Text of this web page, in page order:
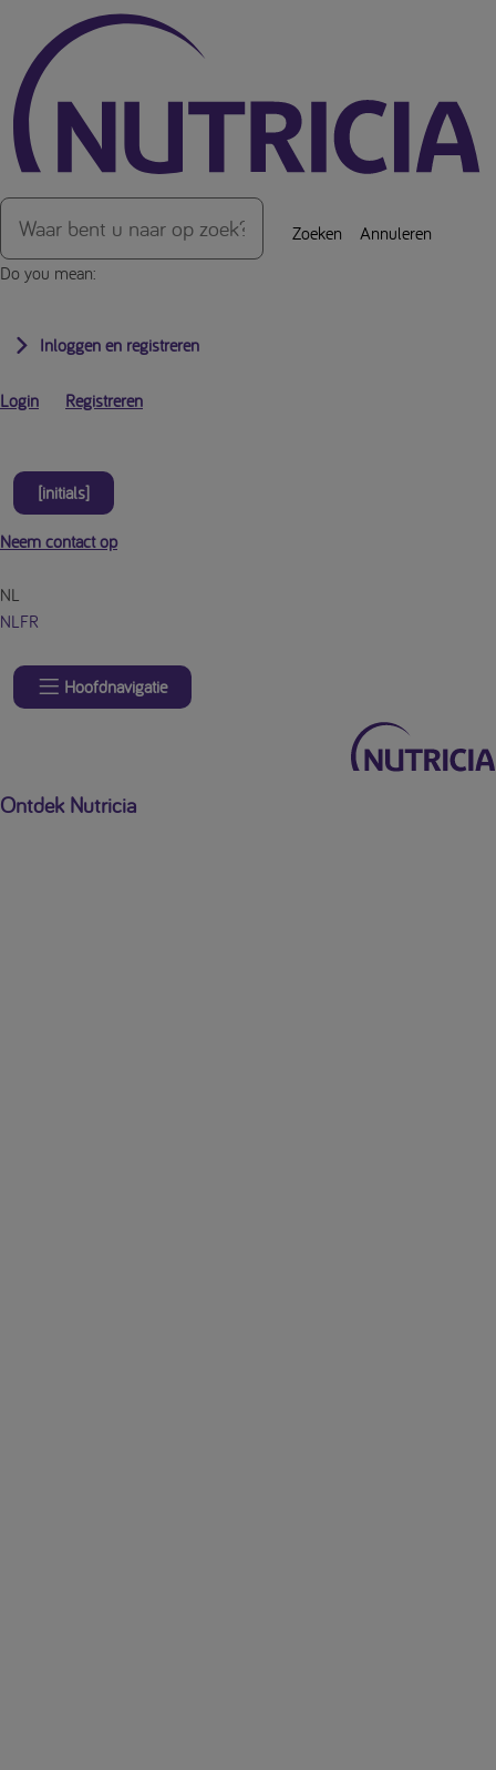
Over de inhoud van de pagina
Zoeken
Annuleren
Do you mean:
Inloggen en registreren
Login Registreren
[initials]
Neem contact op
NL
NL FR
Hoofdnavigatie
Ontdek Nutricia